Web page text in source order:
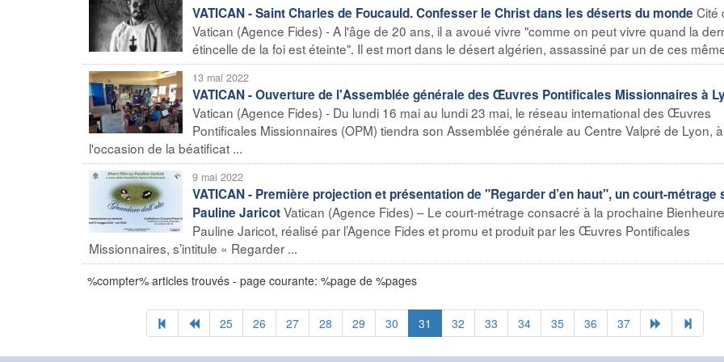
VATICAN - Saint Charles de Foucauld. Confesser le Christ dans les déserts du monde Cité
Vatican (Agence Fides) - A l'âge de 20 ans, il a avoué vivre "comme on peut vivre quand la
étincelle de la foi est éteinte". Il est mort dans le désert algérien, assassiné par un de ces
13 mai 2022
VATICAN - Ouverture de l'Assemblée générale des Œuvres Pontificales Missionnaires à
Vatican (Agence Fides) - Du lundi 16 mai au lundi 23 mai, le réseau international des Œuvres
Pontificales Missionnaires (OPM) tiendra son Assemblée générale au Centre Valpré de Lyon, à
l'occasion de la béatificat ...
9 mai 2022
VATICAN - Première projection et présentation de "Regarder d’en haut", un court-métrage
Pauline JaricotVatican (Agence Fides) – Le court-métrage consacré à la prochaine
Pauline Jaricot, réalisé par l’Agence Fides et promu et produit par les Œuvres Pontificales
Missionnaires, s’intitule « Regarder ...
%compter% articles trouvés - page courante: %page de %pages
25 26 27 28 29 30 31 32 33 34 35 36 37